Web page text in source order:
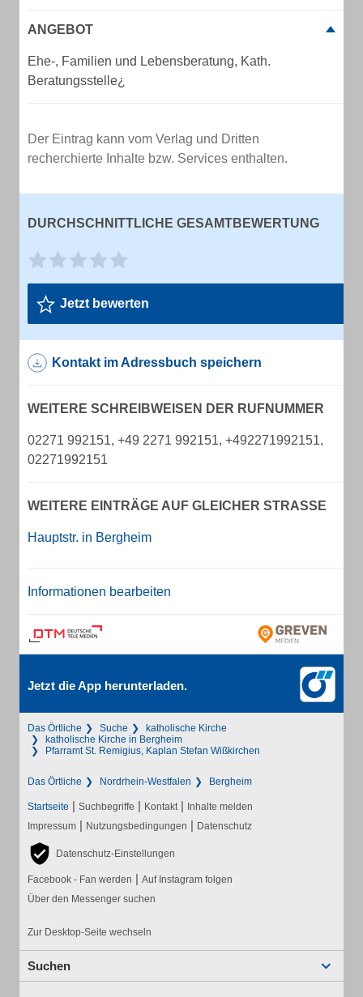
ANGEBOT
Ehe-, Familien und Lebensberatung, Kath.
Beratungsstelle¿
Der Eintrag kann vom Verlag und Dritten
recherchierte Inhalte bzw. Services enthalten.
DURCHSCHNITTLICHE GESAMTBEWERTUNG
Jetzt bewerten
Kontakt im Adressbuch speichern
WEITERE SCHREIBWEISEN DER RUFNUMMER
02271 992151, +49 2271 992151, +492271992151,
02271992151
WEITERE EINTRÄGE AUF GLEICHER STRASSE
Hauptstr. in Bergheim
Informationen bearbeiten
Jetzt die App herunterladen.
Das Örtliche Suche
katholische Kirche
katholische Kirche in Bergheim
Pfarramt St. Remigius, Kaplan Stefan Wißkirchen
Das Örtliche Nordrhein-Westfalen Bergheim
Startseite | Suchbegriffe | Kontakt | Inhalte melden
Impressum | Nutzungsbedingungen | Datenschutz
Datenschutz-Einstellungen
Facebook - Fan werden | Auf Instagram folgen
Über den Messenger suchen
Zur Desktop-Seite wechseln
Suchen